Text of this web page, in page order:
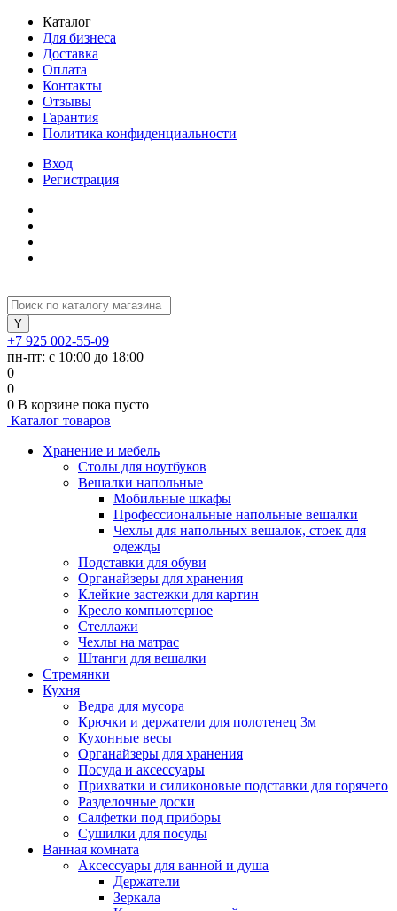
Каталог
Для бизнеса
Доставка
Оплата
Контакты
Отзывы
Гарантия
Политика конфиденциальности
Вход
Регистрация
+7 925 002-55-09
пн-пт: с 10:00 до 18:00
0
0
0 В корзине пока пусто
Каталог товаров
Хранение и мебель
Столы для ноутбуков
Вешалки напольные
Мобильные шкафы
Профессиональные напольные вешалки
Чехлы для напольных вешалок, стоек для
одежды
Подставки для обуви
Органайзеры для хранения
Клейкие застежки для картин
Кресло компьютерное
Стеллажи
Чехлы на матрас
Штанги для вешалки
Стремянки
Кухня
Ведра для мусора
Крючки и держатели для полотенец 3м
Кухонные весы
Органайзеры для хранения
Посуда и аксессуары
Прихватки и силиконовые подставки для горячего
Разделочные доски
Салфетки под приборы
Сушилки для посуды
Ванная комната
Аксессуары для ванной и душа
Держатели
Зеркала